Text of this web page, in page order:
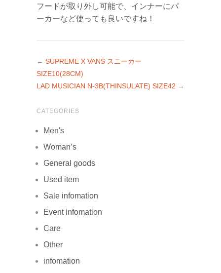
フードが取り外し可能で、インナーにパ
ーカーなど使っても良いですね！
← SUPREME X VANS スニーカー
SIZE10(28CM)
LAD MUSICIAN N-3B(THINSULATE) SIZE42 →
CATEGORIES
Men's
Woman’s
General goods
Used item
Sale infomation
Event infomation
Care
Other
infomation